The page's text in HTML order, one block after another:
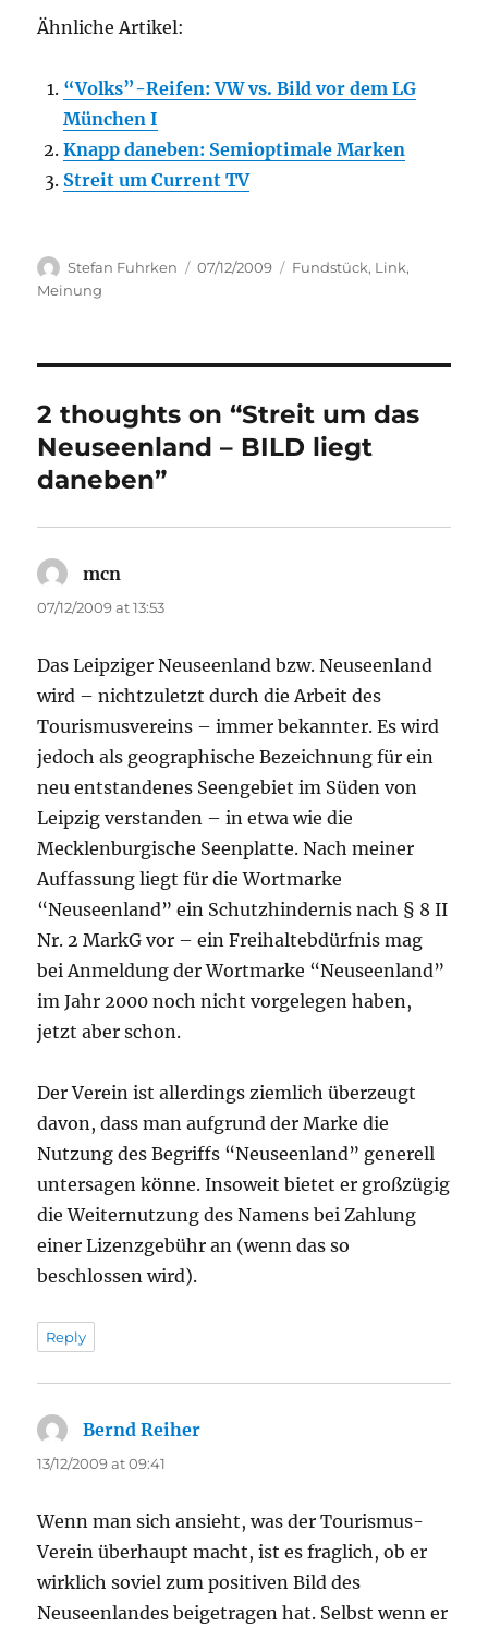
Ähnliche Artikel:
“Volks”-Reifen: VW vs. Bild vor dem LG
München I
Knapp daneben: Semioptimale Marken
Streit um Current TV
Author
Stefan Fuhrken
Posted
07/12/2009 Categories
Fundstück, Link,
Meinung
2 thoughts on “Streit um das
Neuseenland – BILD liegt
daneben”
mcn
07/12/2009 at 13:53
Das Leipziger Neuseenland bzw. Neuseenland
wird – nichtzuletzt durch die Arbeit des
Tourismusvereins – immer bekannter. Es wird
jedoch als geographische Bezeichnung für ein
neu entstandenes Seengebiet im Süden von
Leipzig verstanden – in etwa wie die
Mecklenburgische Seenplatte. Nach meiner
Auffassung liegt für die Wortmarke
“Neuseenland” ein Schutzhindernis nach § 8 II
Nr. 2 MarkG vor – ein Freihaltebdürfnis mag
bei Anmeldung der Wortmarke “Neuseenland”
im Jahr 2000 noch nicht vorgelegen haben,
jetzt aber schon.
Der Verein ist allerdings ziemlich überzeugt
davon, dass man aufgrund der Marke die
Nutzung des Begriffs “Neuseenland” generell
untersagen könne. Insoweit bietet er großzügig
die Weiternutzung des Namens bei Zahlung
einer Lizenzgebühr an (wenn das so
beschlossen wird).
Reply
Bernd Reiher
13/12/2009 at 09:41
Wenn man sich ansieht, was der Tourismus-
Verein überhaupt macht, ist es fraglich, ob er
wirklich soviel zum positiven Bild des
Neuseenlandes beigetragen hat. Selbst wenn er